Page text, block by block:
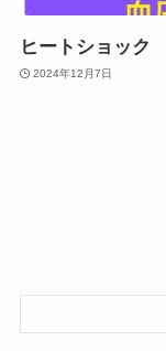
ヒートショック
2024年12月7日